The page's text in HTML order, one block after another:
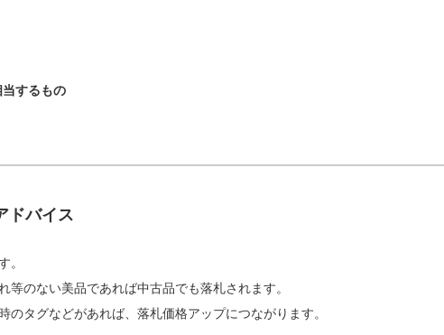
するもの
ドバイス
。
のない美品であれば中古品でも落札されます。
のタグなどがあれば、落札価格アップにつながります。